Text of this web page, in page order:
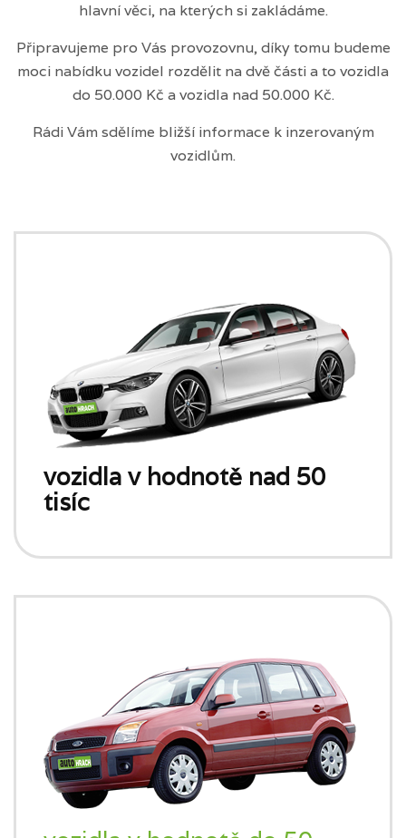
hlavní věci, na kterých si zakládáme.
Připravujeme pro Vás provozovnu, díky tomu budeme
moci nabídku vozidel rozdělit na dvě části a to vozidla
do 50.000 Kč a vozidla nad 50.000 Kč.
Rádi Vám sdělíme bližší informace k inzerovaným
vozidlům.
vozidla v hodnotě nad 50
tisíc